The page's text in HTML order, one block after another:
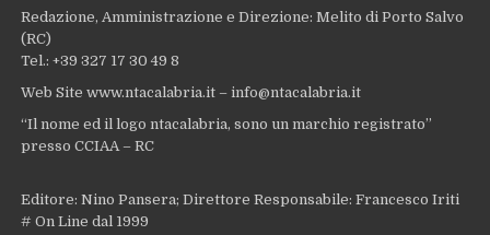
Redazione, Amministrazione e Direzione: Melito di Porto Salvo
(RC)
Tel.: +39 327 17 30 49 8
Web Site www.ntacalabria.it – info@ntacalabria.it
“Il nome ed il logo ntacalabria, sono un marchio registrato”
presso CCIAA – RC
Editore: Nino Pansera; Direttore Responsabile: Francesco Iriti
# On Line dal 1999